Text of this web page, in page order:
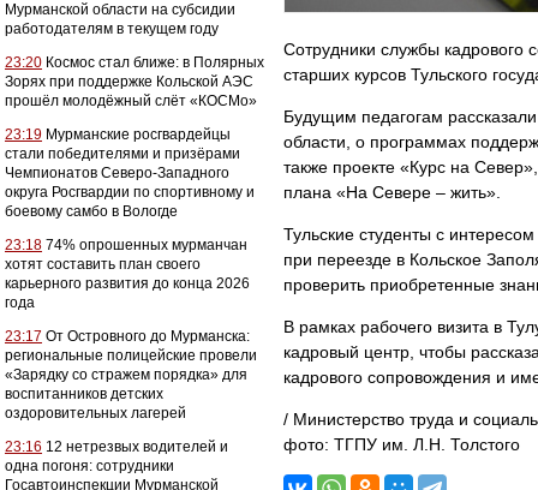
Мурманской области на субсидии
работодателям в текущем году
23:20 Космос стал ближе: в Полярных
Зорях при поддержке Кольской АЭС
прошёл молодёжный слёт «КОСМо»
23:19 Мурманские росгвардейцы
стали победителями и призёрами
Чемпионатов Северо-Западного
округа Росгвардии по спортивному и
боевому самбо в Вологде
23:18 74% опрошенных мурманчан
хотят составить план своего
карьерного развития до конца 2026
года
23:17 От Островного до Мурманска:
региональные полицейские провели
«Зарядку со стражем порядка» для
воспитанников детских
оздоровительных лагерей
23:16 12 нетрезвых водителей и
одна погоня: сотрудники
Госавтоинспекции Мурманской
Сотрудники службы кадрового
старших курсов Тульского
Будущим педагогам
области, о программах
также проекте «Курс на
плана «На Севере – жить».
Тульские студенты с
при переезде в Кольское
проверить приобретенные
В рамках рабочего визита в
кадровый центр, чтобы
кадрового сопровождения и
/ Министерство труда и
фото: ТГПУ им. Л.Н. Толстого